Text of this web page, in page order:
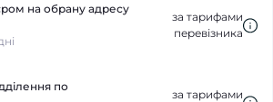
на обрану адресу
за тарифами
перевізника
по
за тарифами